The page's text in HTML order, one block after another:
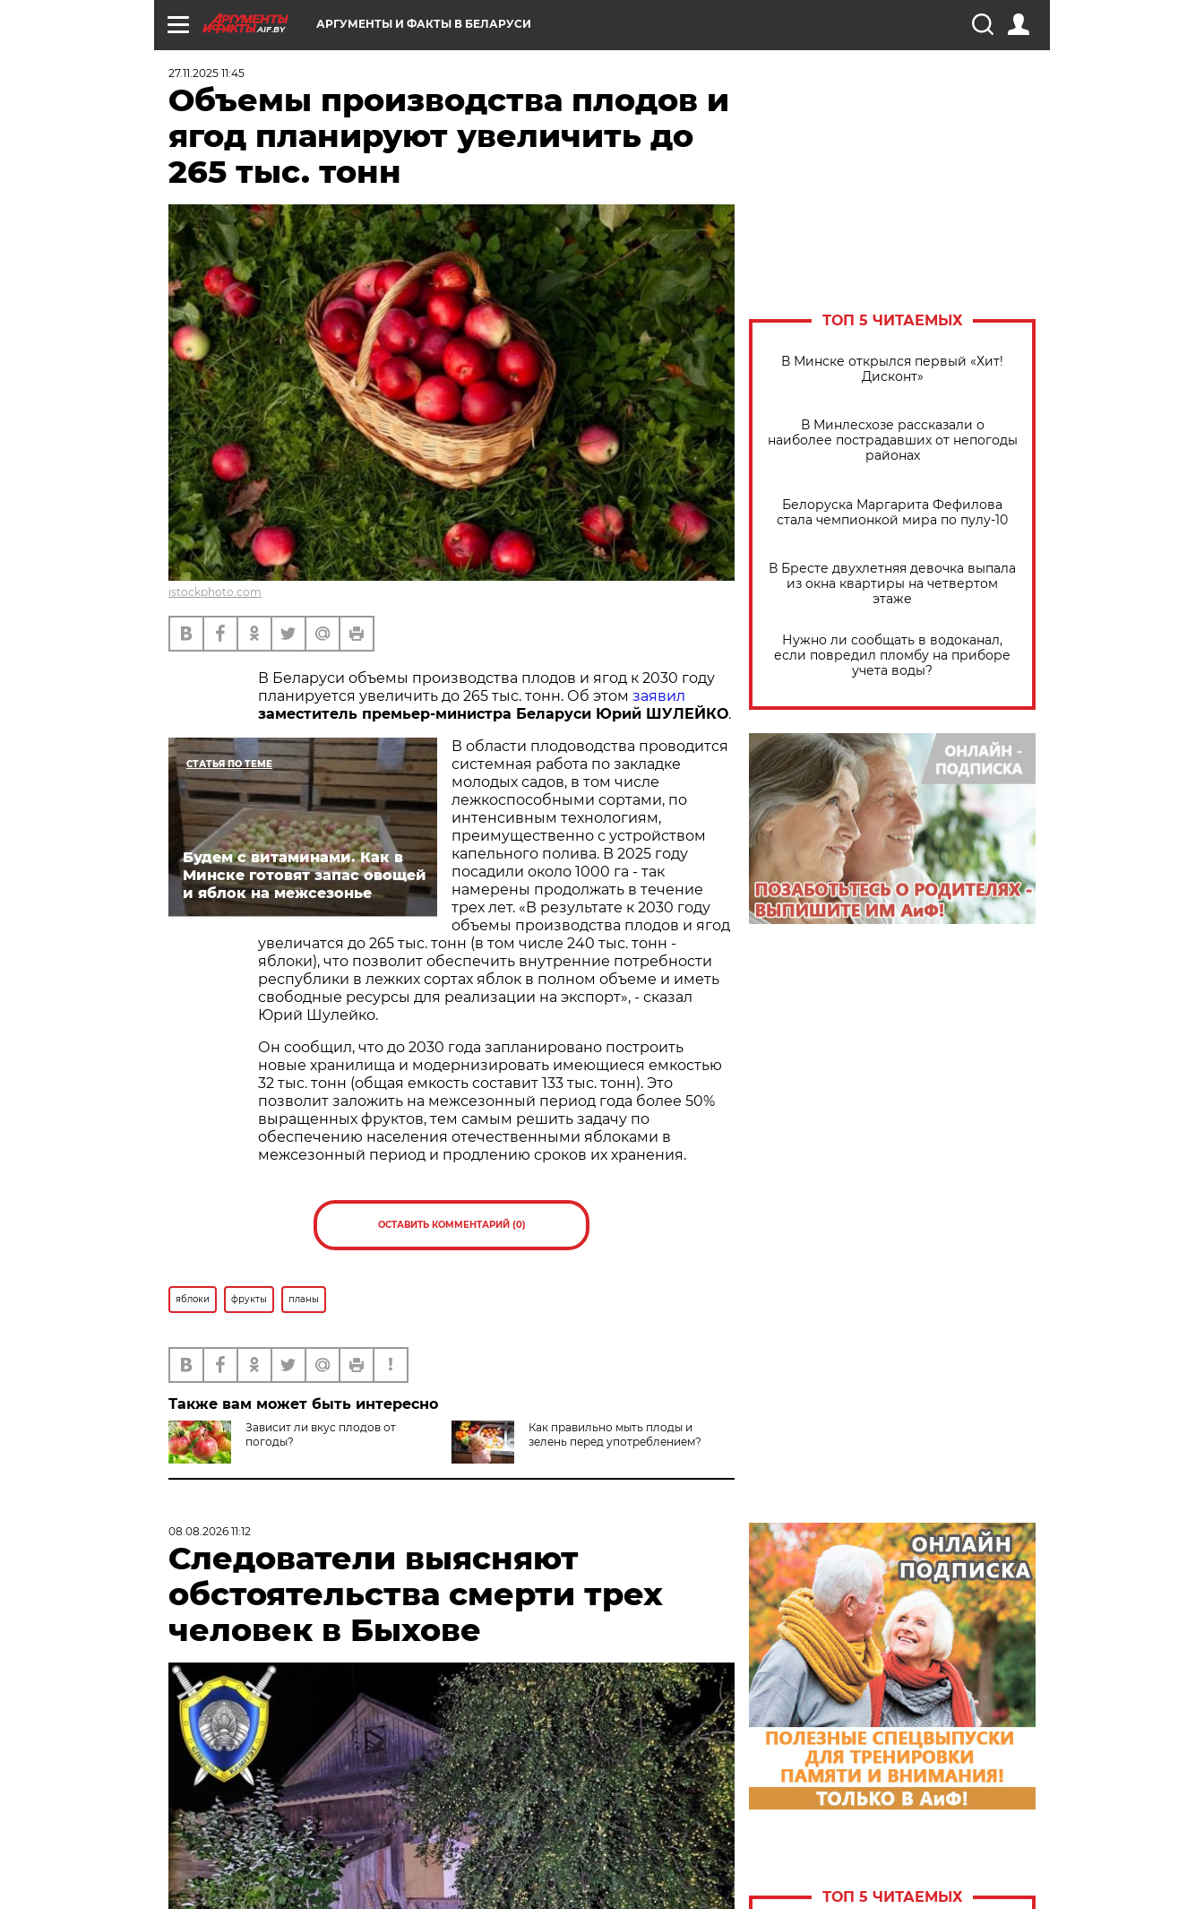
AIF.BY АРГУМЕНТЫ И ФАКТЫ В БЕЛАРУСИ
27.11.2025 11:45
Объемы производства плодов и
ягод планируют увеличить до
265 тыс. тонн
istockphoto.com
В Беларуси объемы производства плодов и ягод к 2030 году
планируется увеличить до 265 тыс. тонн. Об этом заявил
заместитель премьер-министра Беларуси Юрий ШУЛЕЙКО.
СТАТЬЯ ПО ТЕМЕ
Будем с витаминами. Как в
Минске готовят запас овощей
и яблок на межсезонье
В области плодоводства проводится
системная работа по закладке
молодых садов, в том числе
лежкоспособными сортами, по
интенсивным технологиям,
преимущественно с устройством
капельного полива. В 2025 году
посадили около 1000 га - так
намерены продолжать в течение
трех лет. «В результате к 2030 году
объемы производства плодов и ягод
увеличатся до 265 тыс. тонн (в том числе 240 тыс. тонн -
яблоки), что позволит обеспечить внутренние потребности
республики в лежких сортах яблок в полном объеме и иметь
свободные ресурсы для реализации на экспорт», - сказал
Юрий Шулейко.
Он сообщил, что до 2030 года запланировано построить
новые хранилища и модернизировать имеющиеся емкостью
32 тыс. тонн (общая емкость составит 133 тыс. тонн). Это
позволит заложить на межсезонный период года более 50%
выращенных фруктов, тем самым решить задачу по
обеспечению населения отечественными яблоками в
межсезонный период и продлению сроков их хранения.
ОСТАВИТЬ КОММЕНТАРИЙ (0)
яблоки фрукты планы
Также вам может быть интересно
Зависит ли вкус плодов от
погоды?
Как правильно мыть плоды и
зелень перед употреблением?
ТОП 5 ЧИТАЕМЫХ
В Минске открылся первый «Хит!
Дисконт»
В Минлесхозе рассказали о
наиболее пострадавших от непогоды
районах
Белоруска Маргарита Фефилова
стала чемпионкой мира по пулу-10
В Бресте двухлетняя девочка выпала
из окна квартиры на четвертом
этаже
Нужно ли сообщать в водоканал,
если повредил пломбу на приборе
учета воды?
08.08.2026 11:12
Следователи выясняют
обстоятельства смерти трех
человек в Быхове
ТОП 5 ЧИТАЕМЫХ